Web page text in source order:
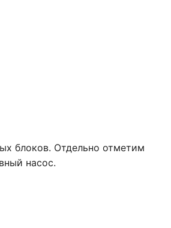
блоков. Отдельно отметим
насос.